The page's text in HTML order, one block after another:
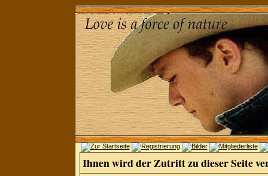
Ihnen wird der Zutritt zu dieser Seite